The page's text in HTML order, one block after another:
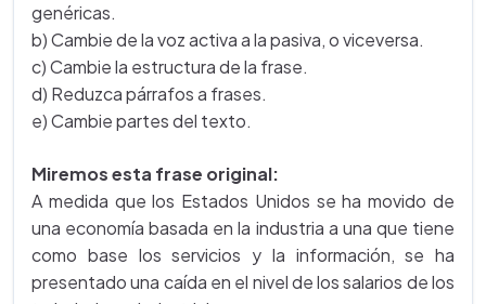
genéricas.
b) Cambie de la voz activa a la pasiva, o viceversa.
c) Cambie la estructura de la frase.
d) Reduzca párrafos a frases.
e) Cambie partes del texto.
Miremos esta frase original:
A medida que los Estados Unidos se ha movido de
una economía basada en la industria a una que tiene
como base los servicios y la información, se ha
presentado una caída en el nivel de los salarios de los